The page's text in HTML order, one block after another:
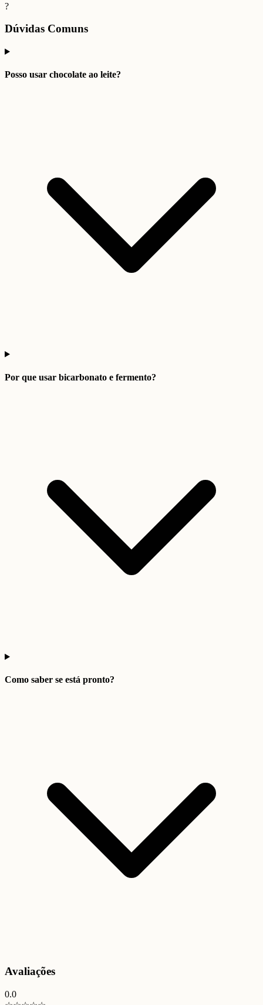
?
Dúvidas Comuns
Posso usar chocolate ao leite?
Por que usar bicarbonato e fermento?
Como saber se está pronto?
Avaliações
0.0